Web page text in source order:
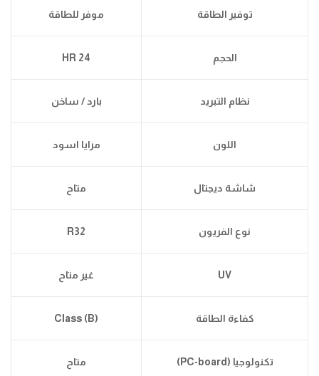
توفير الطاقة موفر للطاقة
الحجم 24 HR
نظام التبريد بارد / ساخن
اللون مرايا اسود
شاشة ديجتال متاح
نوع الفريون R32
UV غير متاح
كفاءة الطاقة Class (B)
تكنولوجيا (PC-board) متاح